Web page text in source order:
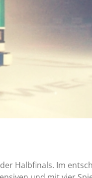
Halbfinals. Im